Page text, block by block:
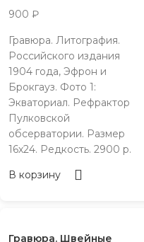
900 ₽
Гравюра. Литография.
Российского издания
1904 года, Эфрон и
Брокгауз. Фото 1:
Экваториал. Рефрактор
Пулковской
обсерватории. Размер
16х24. Редкость. 2900 р.
В корзину
Гравюра. Швейные